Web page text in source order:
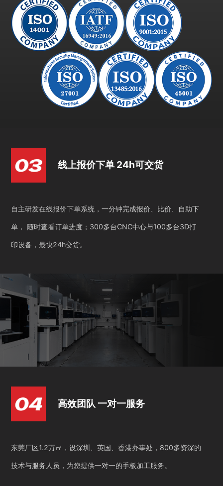
线上报价下单 24h可交货
自主研发在线报价下单系统，一分钟完成报价、比价、自助下
单， 随时查看订单进度；300多台CNC中心与100多台3D打
印设备，最快24h交货。
高效团队 一对一服务
东莞厂区1.2万㎡，设深圳、英国、香港办事处，800多资深的
技术与服务人员，为您提供一对一的手板加工服务。